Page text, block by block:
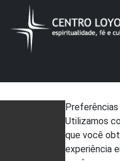
Utilizamos
que você
experiência